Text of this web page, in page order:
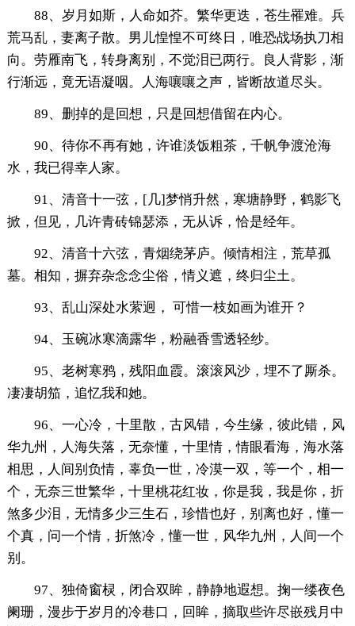
88、岁月如斯，人命如芥。繁华更迭，苍生罹难。兵
荒马乱，妻离子散。男儿惶惶不可终日，唯恐战场执刀相
向。劳雁南飞，转身离别，不觉泪已两行。良人背影，渐
行渐远，竟无语凝咽。人海嚷嚷之声，皆断故道尽头。
89、删掉的是回想，只是回想借留在内心。
90、待你不再有她，许谁淡饭粗茶，千帆争渡沧海
水，我已得幸人家。
91、清音十一弦，[几]梦悄升然，寒塘静野，鹤影飞
掀，但见，几许青砖锦瑟添，无从诉，恰是经年。
92、清音十六弦，青烟绕茅庐。倾情相注，荒草孤
墓。相知，摒弃杂念念尘俗，情义遮，终归尘土。
93、乱山深处水萦迥， 可惜一枝如画为谁开？
94、玉碗冰寒滴露华，粉融香雪透轻纱。
95、老树寒鸦，残阳血霞。滚滚风沙，埋不了厮杀。
凄凄胡笳，追忆我和她。
96、一心冷，十里散，古风错，今生缘，彼此错，风
华九州，人海失落，无奈懂，十里情，情眼看海，海水落
相思，人间别负情，辜负一世，冷漠一双，等一个，相一
个，无奈三世繁华，十里桃花红妆，你是我，我是你，折
煞多少泪，无情多少三生石，珍惜也好，别离也好，懂一
个真，问一个情，折煞冷，懂一世，风华九州，人间一个
别。
97、独倚窗棂，闭合双眸，静静地遐想。掬一缕夜色
阑珊，漫步于岁月的冷巷口，回眸，摘取些许尽嵌残月中